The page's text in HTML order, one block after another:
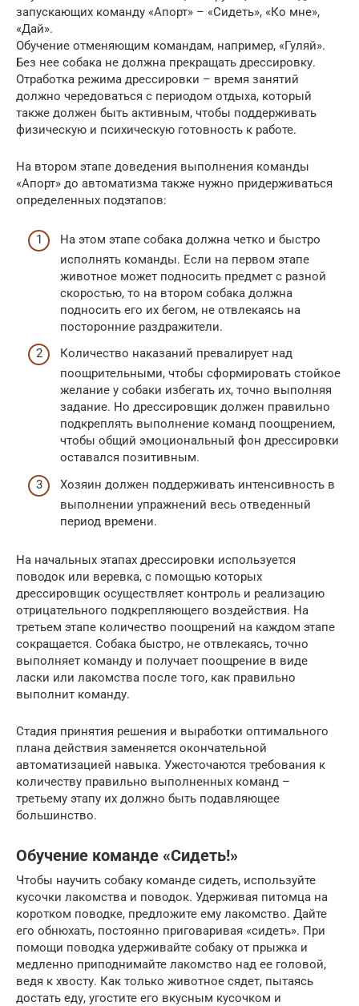
запускающих команду «Апорт» – «Сидеть», «Ко мне»,
«Дай».
Обучение отменяющим командам, например, «Гуляй».
Без нее собака не должна прекращать дрессировку.
Отработка режима дрессировки – время занятий
должно чередоваться с периодом отдыха, который
также должен быть активным, чтобы поддерживать
физическую и психическую готовность к работе.
На втором этапе доведения выполнения команды
«Апорт» до автоматизма также нужно придерживаться
определенных подэтапов:
На этом этапе собака должна четко и быстро
исполнять команды. Если на первом этапе
животное может подносить предмет с разной
скоростью, то на втором собака должна
подносить его их бегом, не отвлекаясь на
посторонние раздражители.
Количество наказаний превалирует над
поощрительными, чтобы сформировать стойкое
желание у собаки избегать их, точно выполняя
задание. Но дрессировщик должен правильно
подкреплять выполнение команд поощрением,
чтобы общий эмоциональный фон дрессировки
оставался позитивным.
Хозяин должен поддерживать интенсивность в
выполнении упражнений весь отведенный
период времени.
На начальных этапах дрессировки используется
поводок или веревка, с помощью которых
дрессировщик осуществляет контроль и реализацию
отрицательного подкрепляющего воздействия. На
третьем этапе количество поощрений на каждом этапе
сокращается. Собака быстро, не отвлекаясь, точно
выполняет команду и получает поощрение в виде
ласки или лакомства после того, как правильно
выполнит команду.
Стадия принятия решения и выработки оптимального
плана действия заменяется окончательной
автоматизацией навыка. Ужесточаются требования к
количеству правильно выполненных команд –
третьему этапу их должно быть подавляющее
большинство.
Обучение команде «Сидеть!»
Чтобы научить собаку команде сидеть, используйте
кусочки лакомства и поводок. Удерживая питомца на
коротком поводке, предложите ему лакомство. Дайте
его обнюхать, постоянно приговаривая «сидеть». При
помощи поводка удерживайте собаку от прыжка и
медленно приподнимайте лакомство над ее головой,
ведя к хвосту. Как только животное сядет, пытаясь
достать еду, угостите его вкусным кусочком и